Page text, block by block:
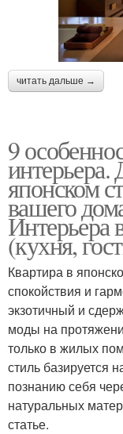
читать дальше →
9
интерьера.
японском
вашего
Интерьера
(кухня,
Квартира в
спокойствия и
экзотичный и
моды на
только в жилых
стиль базируется
познанию себя
натуральных
статье.